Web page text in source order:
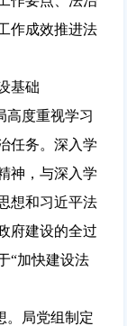
作成效推进法
基础
度重视学习
任务。深入学
神，与深入学
想和习近平法
府建设的全过
“加快建设法
局党组制定